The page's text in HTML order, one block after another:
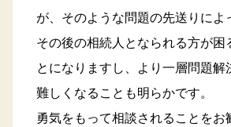
が、そのような問題の先送りによ
その後の相続人となられる方が困
とになりますし、より一層問題解
難しくなることも明らかです。
勇気をもって相談されることをお